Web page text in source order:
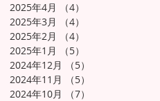
2025年4月
（4）
2025年3月
（4）
2025年2月
（4）
2025年1月
（5）
2024年12月
（5）
2024年11月
（5）
2024年10月
（7）